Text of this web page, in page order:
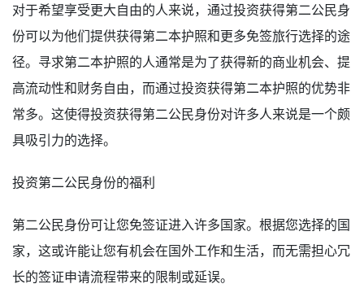
对于希望享受更大自由的人来说，通过投资获得第二公民身
份可以为他们提供获得第二本护照和更多免签旅行选择的途
径。寻求第二本护照的人通常是为了获得新的商业机会、提
高流动性和财务自由，而通过投资获得第二本护照的优势非
常多。这使得投资获得第二公民身份对许多人来说是一个颇
具吸引力的选择。
投资第二公民身份的福利
第二公民身份可让您免签证进入许多国家。根据您选择的国
家，这或许能让您有机会在国外工作和生活，而无需担心冗
长的签证申请流程带来的限制或延误。